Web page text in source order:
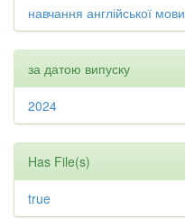
навчання англійської мови
за датою випуску
2024
Has File(s)
true